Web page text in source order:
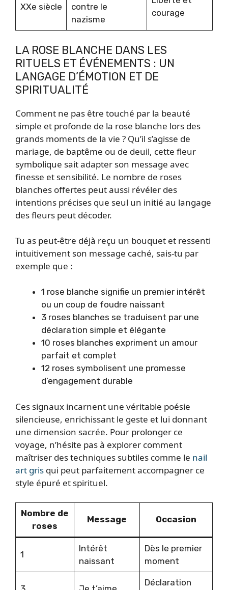
XXe siècle
contre le
nazisme
courage
LA ROSE BLANCHE DANS LES
RITUELS ET ÉVÉNEMENTS : UN
LANGAGE D’ÉMOTION ET DE
SPIRITUALITÉ
Comment ne pas être touché par la beauté
simple et profonde de la rose blanche lors des
grands moments de la vie ? Qu’il s’agisse de
mariage, de baptême ou de deuil, cette fleur
symbolique sait adapter son message avec
finesse et sensibilité. Le nombre de roses
blanches offertes peut aussi révéler des
intentions précises que seul un initié au langage
des fleurs peut décoder.
Tu as peut-être déjà reçu un bouquet et ressenti
intuitivement son message caché, sais-tu par
exemple que :
1 rose blanche signifie un premier intérêt
ou un coup de foudre naissant
3 roses blanches se traduisent par une
déclaration simple et élégante
10 roses blanches expriment un amour
parfait et complet
12 roses symbolisent une promesse
d’engagement durable
Ces signaux incarnent une véritable poésie
silencieuse, enrichissant le geste et lui donnant
une dimension sacrée. Pour prolonger ce
voyage, n’hésite pas à explorer comment
maîtriser des techniques subtiles comme le nail
art gris qui peut parfaitement accompagner ce
style épuré et spirituel.
Nombre de
roses
Message Occasion
1
Intérêt
naissant
Dès le premier
moment
Déclaration